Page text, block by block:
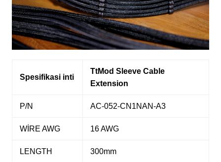
Spesifikasi inti
TtMod Sleeve Cable
Extension
P/N AC-052-CN1NAN-A3
WİRE AWG 16 AWG
LENGTH 300mm